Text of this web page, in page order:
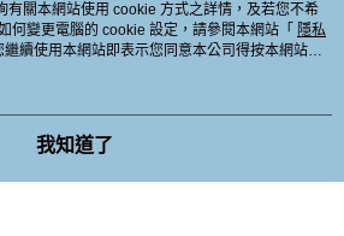
有關本網站使用 cookie 方式之詳情，及若您不希
何變更電腦的 cookie 設定，請參閱本網站「 隱私
繼續使用本網站即表示您同意本公司得按本網站使
。
我知道了